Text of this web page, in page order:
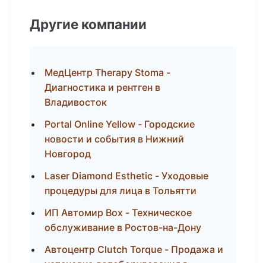
Другие компании
МедЦентр Therapy Stoma -
Диагностика и рентген в
Владивосток
Portal Online Yellow - Городские
новости и события в Нижний
Новгород
Laser Diamond Esthetic - Уходовые
процедуры для лица в Тольятти
ИП Автомир Box - Техническое
обслуживание в Ростов-на-Дону
Автоцентр Clutch Torque - Продажа и